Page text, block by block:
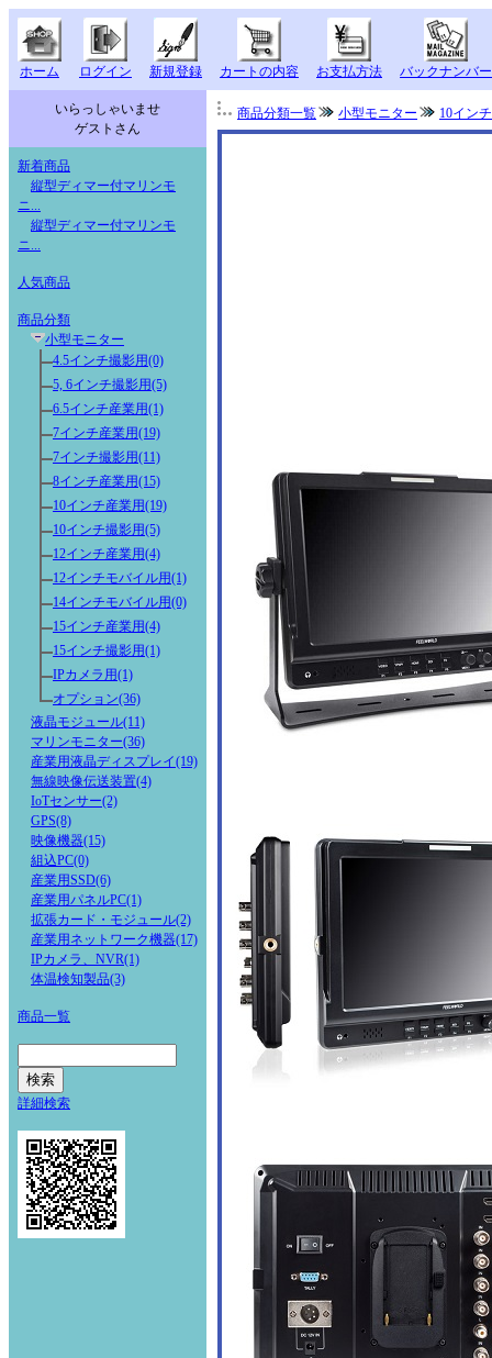
ホーム ログイン 新規登録 カートの内容 お支払方法 バックナンバー
いらっしゃいませ
ゲストさん
新着商品
縦型ディマー付マリンモ
ニ...
縦型ディマー付マリンモ
ニ...
人気商品
商品分類
小型モニター
4.5インチ撮影用(0)
5, 6インチ撮影用(5)
6.5インチ産業用(1)
7インチ産業用(19)
7インチ撮影用(11)
8インチ産業用(15)
10インチ産業用(19)
10インチ撮影用(5)
12インチ産業用(4)
12インチモバイル用(1)
14インチモバイル用(0)
15インチ産業用(4)
15インチ撮影用(1)
IPカメラ用(1)
オプション(36)
液晶モジュール(11)
マリンモニター(36)
産業用液晶ディスプレイ(19)
無線映像伝送装置(4)
IoTセンサー(2)
GPS(8)
映像機器(15)
組込PC(0)
産業用SSD(6)
産業用パネルPC(1)
拡張カード・モジュール(2)
産業用ネットワーク機器(17)
IPカメラ、NVR(1)
体温検知製品(3)
商品一覧
詳細検索
商品分類一覧 小型モニター 10イン